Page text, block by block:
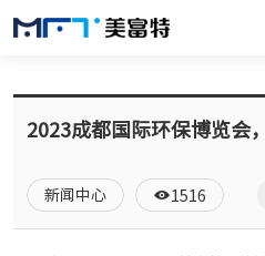
2023成都国际环保博览会
新闻中心 1516